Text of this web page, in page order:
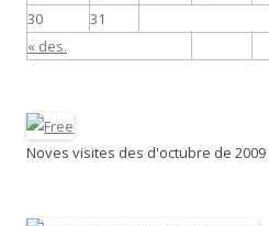
« des.
30
31
Noves visites des d'octubre de 2009